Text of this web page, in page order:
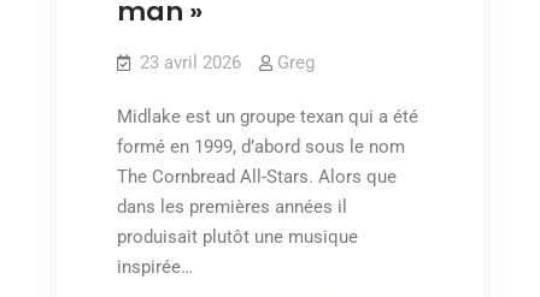
man »
23 avril 2026 Greg
Midlake est un groupe texan qui a été
formé en 1999, d’abord sous le nom
The Cornbread All-Stars. Alors que
dans les premières années il
produisait plutôt une musique
inspirée…